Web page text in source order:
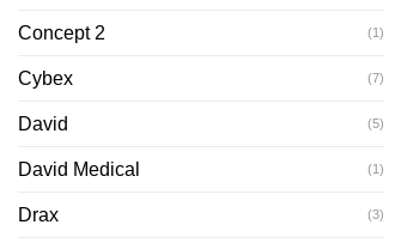
Concept 2 (1)
Cybex (7)
David (5)
David Medical (1)
Drax (3)